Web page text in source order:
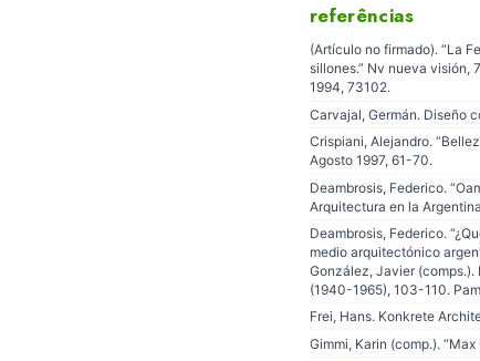
referências
(Artículo no firmado). “La
sillones.” Nv nueva visión,
1994, 73102.
Carvajal, Germán. Diseño
Crispiani, Alejandro.
Agosto 1997, 61-70.
Deambrosis, Federico.
Arquitectura en la
Deambrosis, Federico.
medio arquitectónico
González, Javier
(1940-1965), 103-110.
Frei, Hans. Konkrete
Gimmi, Karin (comp.).